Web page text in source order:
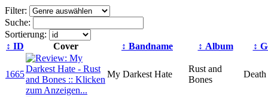
Filter:
Suche:
Sortierung:
↕ ID Cover ↕ Bandname ↕ Album ↕
1665 My Darkest Hate
Rust and
Bones